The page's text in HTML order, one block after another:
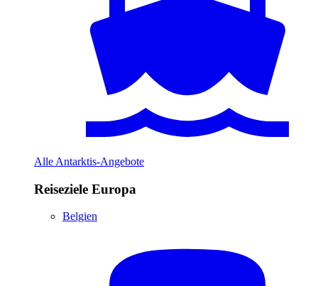
Alle Antarktis-Angebote
Reiseziele Europa
Belgien